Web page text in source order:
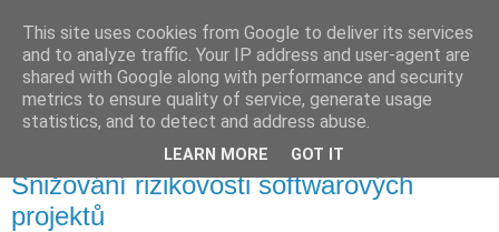
Robert Dresler
Vývoj software není jenom o kódování ...
pondělí 23. září 2013
Snižování rizikovosti softwarových
projektů
This site uses cookies from Google to deliver its services
and to analyze traffic. Your IP address and user-agent are
shared with Google along with performance and security
metrics to ensure quality of service, generate usage
statistics, and to detect and address abuse.
LEARN MORE GOT IT